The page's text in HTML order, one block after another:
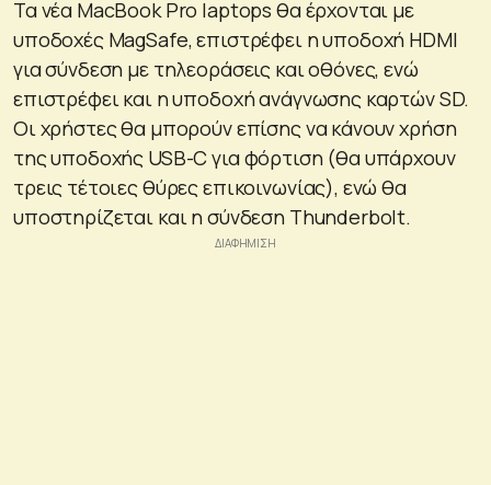
Τα νέα MacBook Pro laptops θα έρχονται με
υποδοχές MagSafe, επιστρέφει η υποδοχή HDMI
για σύνδεση με τηλεοράσεις και οθόνες, ενώ
επιστρέφει και η υποδοχή ανάγνωσης καρτών SD.
Οι χρήστες θα μπορούν επίσης να κάνουν χρήση
της υποδοχής USB-C για φόρτιση (θα υπάρχουν
τρεις τέτοιες θύρες επικοινωνίας), ενώ θα
υποστηρίζεται και η σύνδεση Thunderbolt.